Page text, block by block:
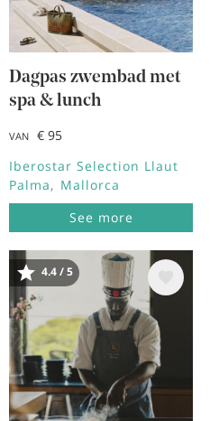
Dagpas zwembad met
spa & lunch
VAN
€ 95
Iberostar Selection Llaut
Palma
Mallorca
See more
Afbeelding
4.4 / 5